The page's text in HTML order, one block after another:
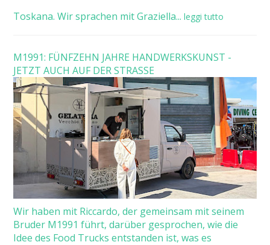
Toskana. Wir sprachen mit Graziella... leggi tutto
M1991: FÜNFZEHN JAHRE HANDWERKSKUNST -
JETZT AUCH AUF DER STRASSE
Wir haben mit Riccardo, der gemeinsam mit seinem
Bruder M1991 führt, darüber gesprochen, wie die
Idee des Food Trucks entstanden ist, was es